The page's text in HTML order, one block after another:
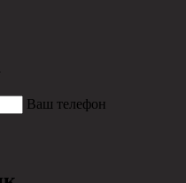
Ваш телефон